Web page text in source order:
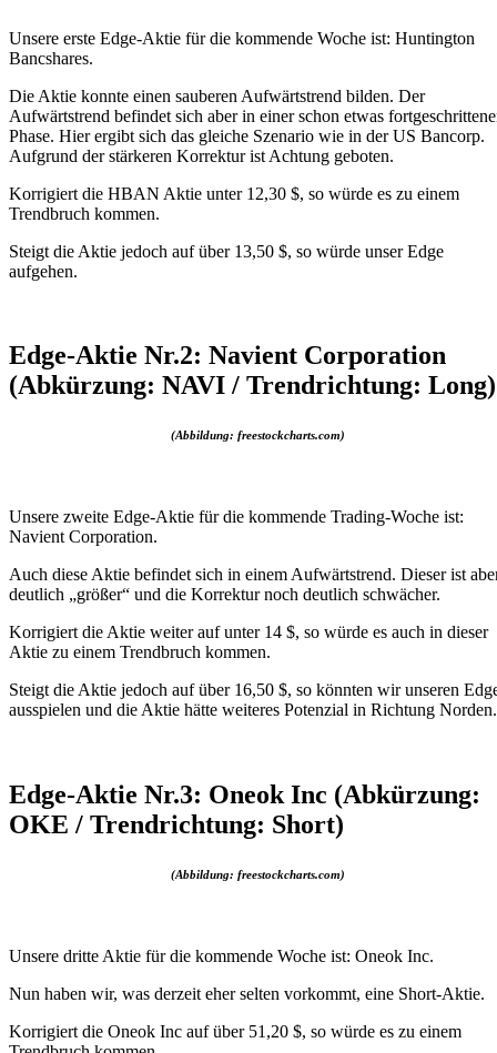
Unsere erste Edge-Aktie für die kommende Woche ist: Huntington
Bancshares.
Die Aktie konnte einen sauberen Aufwärtstrend bilden. Der
Aufwärtstrend befindet sich aber in einer schon etwas
Phase. Hier ergibt sich das gleiche Szenario wie in der US Bancorp.
Aufgrund der stärkeren Korrektur ist Achtung geboten.
Korrigiert die HBAN Aktie unter 12,30 $, so würde es zu einem
Trendbruch kommen.
Steigt die Aktie jedoch auf über 13,50 $, so würde unser Edge
aufgehen.
Edge-Aktie Nr.2: Navient Corporation
(Abkürzung: NAVI / Trendrichtung: Long)
(Abbildung: freestockcharts.com)
Unsere zweite Edge-Aktie für die kommende Trading-Woche ist:
Navient Corporation.
Auch diese Aktie befindet sich in einem Aufwärtstrend. Dieser ist
deutlich „größer“ und die Korrektur noch deutlich schwächer.
Korrigiert die Aktie weiter auf unter 14 $, so würde es auch in dieser
Aktie zu einem Trendbruch kommen.
Steigt die Aktie jedoch auf über 16,50 $, so könnten wir unseren
ausspielen und die Aktie hätte weiteres Potenzial in Richtung Norden.
Edge-Aktie Nr.3: Oneok Inc (Abkürzung:
OKE / Trendrichtung: Short)
(Abbildung: freestockcharts.com)
Unsere dritte Aktie für die kommende Woche ist: Oneok Inc.
Nun haben wir, was derzeit eher selten vorkommt, eine Short-Aktie.
Korrigiert die Oneok Inc auf über 51,20 $, so würde es zu einem